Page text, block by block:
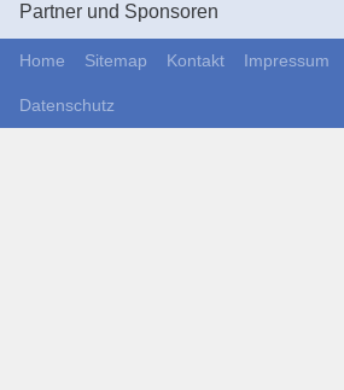
Partner und Sponsoren
Home Sitemap Kontakt Impressum
Datenschutz